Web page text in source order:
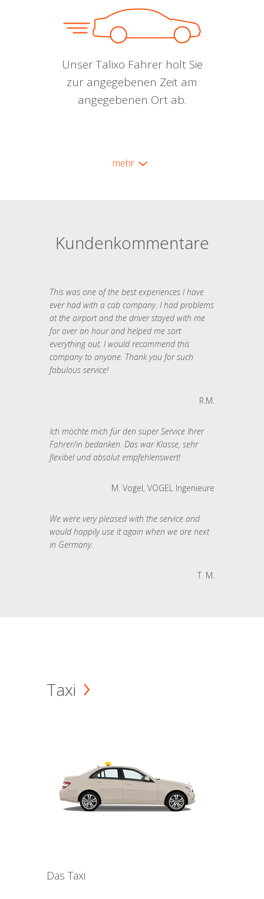
Unser Talixo Fahrer holt Sie
zur angegebenen Zeit am
angegebenen Ort ab.
mehr
Kundenkommentare
This was one of the best experiences I have
ever had with a cab company. I had problems
at the airport and the driver stayed with me
for over an hour and helped me sort
everything out. I would recommend this
company to anyone. Thank you for such
fabulous service!
R.M.
Ich möchte mich für den super Service Ihrer
Fahrer/in bedanken. Das war Klasse, sehr
flexibel und absolut empfehlenswert!
M. Vogel, VOGEL Ingenieure
We were very pleased with the service and
would happily use it again when we are next
in Germany.
T. M.
Taxi
Das Taxi